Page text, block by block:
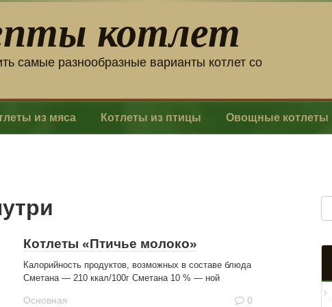
котлет
самые разнообразные варианты котлет со
из мяса Котлеты из птицы Овощные котлеты
Котлеты «Птичье молоко»
Калорийность продуктов, возможных в составе блюда
Сметана — 210 ккал/100г Сметана 10 % — ной
Основная 0